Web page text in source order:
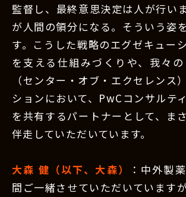
監督し、最終意思決定は人が行い
が人間の領分になる。そういう姿
す。こうした戦略のエグゼキュー
を支える仕組みづくりや、我々
（センター・オブ・エクセレンス
ションにおいて、PwCコンサルテ
を共有するパートナーとして、ま
伴走していただいています。
大森 健（以下、大森）
：中外製
間ご一緒させていただいています